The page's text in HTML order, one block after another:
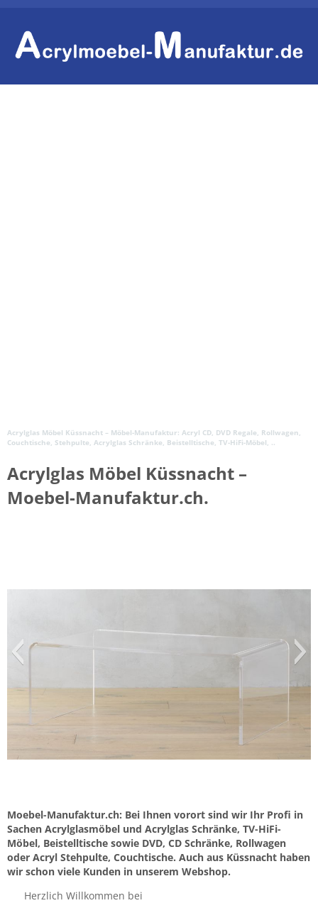
Acrylglas Möbel Küssnacht – Möbel-Manufaktur: Acryl CD, DVD Regale, Rollwagen,
Couchtische, Stehpulte, Acrylglas Schränke, Beistelltische, TV-HiFi-Möbel, ..
Acrylglas Möbel Küssnacht –
Moebel-Manufaktur.ch.
Moebel-Manufaktur.ch: Bei Ihnen vorort sind wir Ihr Profi in
Sachen Acrylglasmöbel und Acrylglas Schränke, TV-HiFi-
Möbel, Beistelltische sowie DVD, CD Schränke, Rollwagen
oder Acryl Stehpulte, Couchtische. Auch aus Küssnacht haben
wir schon viele Kunden in unserem Webshop.
Herzlich Willkommen bei